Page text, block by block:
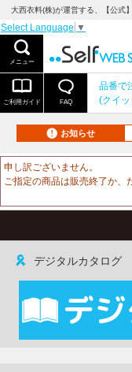
大西衣料(株)が運営する、【公式
Select Language ▼
メニュー
ご利用ガイド FAQ
品番で
(クイ
お知らせ
申し訳ございません。
ご指定の商品は販売終了か、
デジタルカタログ